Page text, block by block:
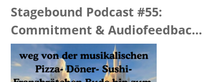
Stagebound Podcast #55:
Commitment & Audiofeedback
“I man”